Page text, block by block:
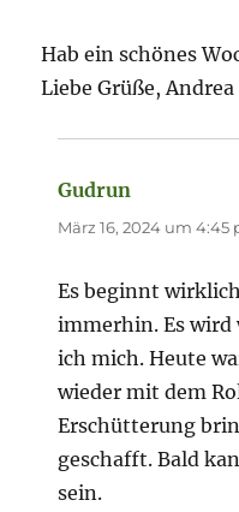
Hab ein schönes
Liebe Grüße, Andrea
Gudrun
März 16, 2024 um 4:45
Es beginnt
immerhin. Es wird
ich mich. Heute
wieder mit dem
Erschütterung
geschafft. Bald
sein.